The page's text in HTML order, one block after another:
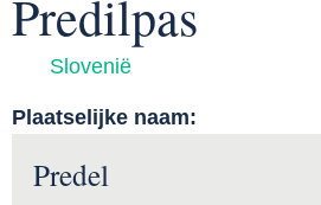
Predilpas
Slovenië
Plaatselijke naam:
Predel